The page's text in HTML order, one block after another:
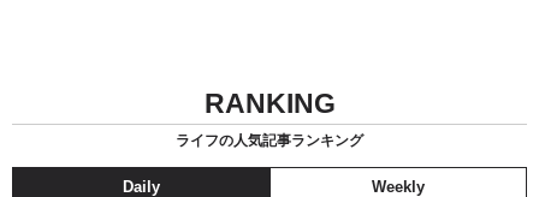
RANKING
ライフの人気記事ランキング
Daily Weekly